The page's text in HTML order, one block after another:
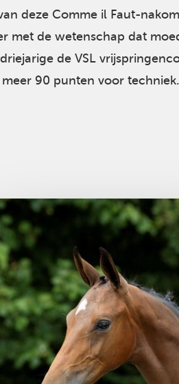
deze Comme il Faut-
met de wetenschap dat
de VSL
90 punten voor techniek.
2025